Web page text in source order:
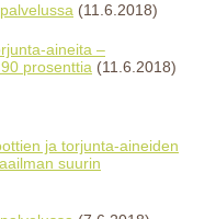
(11.6.2018)
aineita –
prosenttia (11.6.2018)
ja torjunta-aineiden
suurin